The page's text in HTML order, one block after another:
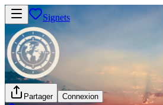
Signets
Partager Connexion